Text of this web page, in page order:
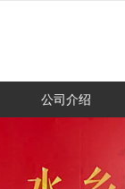
安装谷歌浏览器！
公司介绍